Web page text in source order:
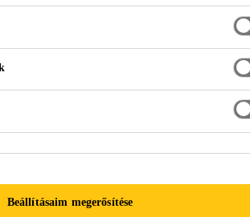
Szövetség)"
tölthető
mechanikai ellenállóképesség
Beállításaim megerősítése